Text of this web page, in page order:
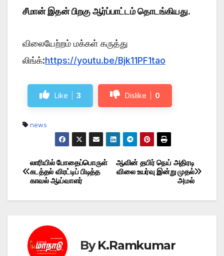
சீமான் இதன் பிறகு ஆர்ப்பாட்டம் தொடங்கியது.
விலையேற்றம் மக்கள் கருத்து
லிங்க்:https://youtu.be/Bjk11PF1tao
Like 3 Dislike 0
news
Post
navigation
ஆவின் தயிர் நெய் அதிரடி
விலை உயர்வு இன்று முதல்
அமல்
லாரியில் போதைப்பொருள்
கடத்தல் விரட்டிப் பிடித்த
காவல் ஆய்வாளர்
ByK.Ramkumar